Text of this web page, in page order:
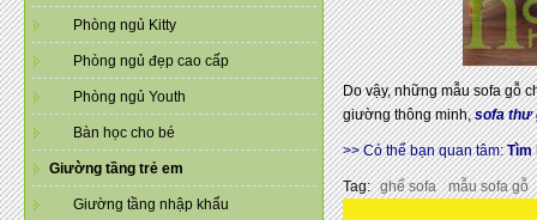
Phòng ngủ Kitty
Phòng ngủ đẹp cao cấp
Phòng ngủ Youth
Bàn học cho bé
Giường tầng trẻ em
Giường tầng nhập khẩu
Do vậy, những mẫu sofa gỗ
giường thông minh,sofa thư
>> Có thể bạn quan tâm:Tìm
Tag: ghế sofa mẫu sofa gỗ